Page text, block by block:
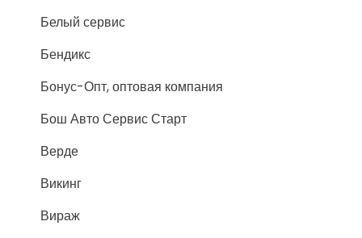
Белый сервис
Бендикс
Бонус-Опт, оптовая компания
Бош Авто Сервис Старт
Верде
Викинг
Вираж